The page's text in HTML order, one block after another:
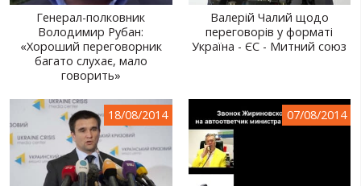
Генерал-полковник
Володимир Рубан:
«Хороший переговорник
багато слухає, мало
говорить»
Валерій Чалий щодо
переговорів у форматі
Україна - ЄС - Митний союз
18/08/2014 07/08/2014